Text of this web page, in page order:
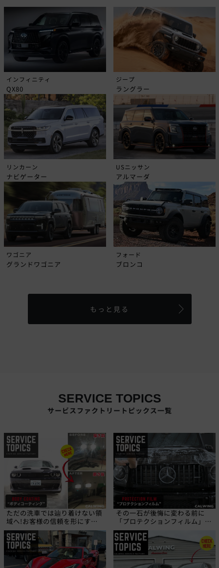
インフィニティ
QX80
ジープ
ラングラー
リンカーン
ナビゲーター
USニッサン
アルマーダ
ワゴニア
グランドワゴニア
フォード
ブロンコ
もっと見る
SERVICE TOPICS
サービスファクトリートピックス一覧
ただの洗車では辿り着けない領
域へ!お客様の信頼を形にす
る、職人の技!
その一石が後悔に変わる前に
「プロテクションフィルム」と
いう選択を!